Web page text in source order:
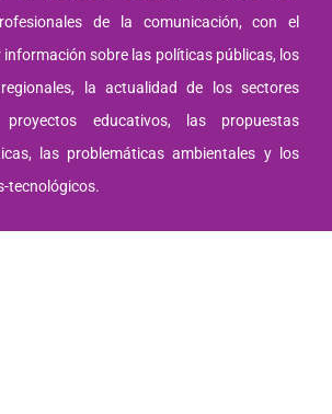
de la comunicación, con el
sobre las políticas públicas, los
la actualidad de los sectores
educativos, las propuestas
las problemáticas ambientales y los
tecnológicos.